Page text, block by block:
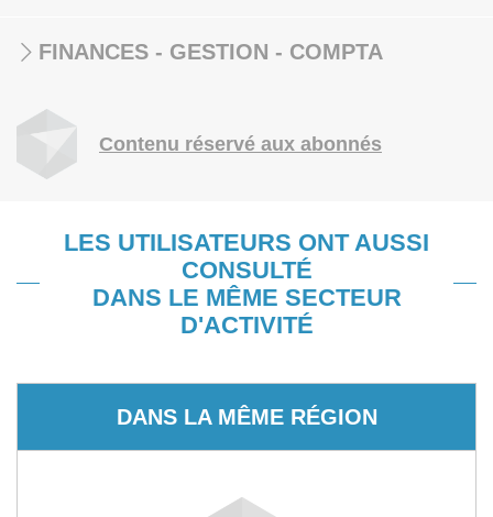
FINANCES - GESTION - COMPTA
Contenu réservé aux abonnés
LES UTILISATEURS ONT AUSSI
CONSULTÉ
DANS LE MÊME SECTEUR
D'ACTIVITÉ
DANS LA MÊME RÉGION